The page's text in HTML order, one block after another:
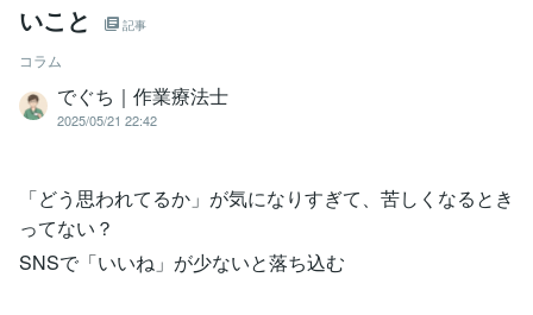
いこと
記事
コラム
でぐち｜作業療法士
2025/05/21 22:42
「どう思われてるか」が気になりすぎて、苦しくなるとき
ってない？
SNSで「いいね」が少ないと落ち込む